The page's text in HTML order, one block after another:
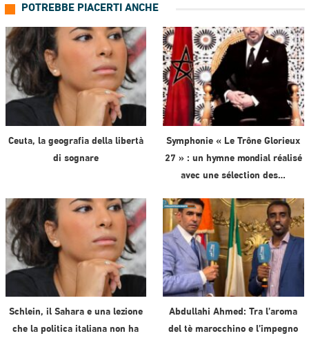
POTREBBE PIACERTI ANCHE
Ceuta, la geografia della libertà
di sognare
Symphonie « Le Trône Glorieux
27 » : un hymne mondial réalisé
avec une sélection des…
Schlein, il Sahara e una lezione
che la politica italiana non ha
Abdullahi Ahmed: Tra l’aroma
del tè marocchino e l’impegno